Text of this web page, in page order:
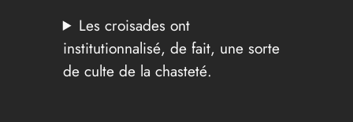
Les croisades ont
institutionnalisé, de fait, une sorte
de culte de la chasteté.